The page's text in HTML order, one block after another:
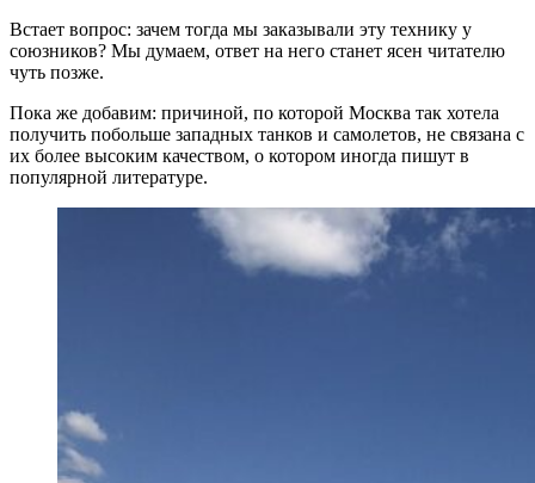
Встает вопрос: зачем тогда мы заказывали эту технику у
союзников? Мы думаем, ответ на него станет ясен читателю
чуть позже.
Пока же добавим: причиной, по которой Москва так хотела
получить побольше западных танков и самолетов, не связана с
их более высоким качеством, о котором иногда пишут в
популярной литературе.